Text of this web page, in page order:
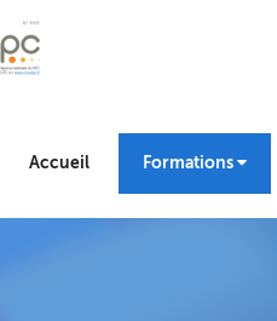
Accueil Formations